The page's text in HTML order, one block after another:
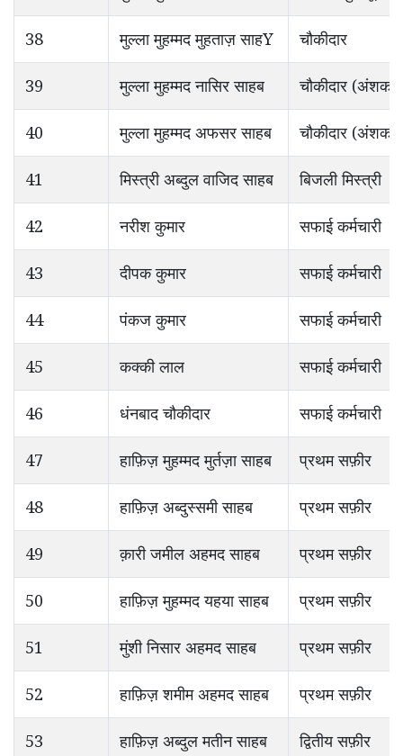
38 मुल्ला मुहम्मद मुहताज़ साहY चौकीदार
39 मुल्ला मुहम्मद नासिर साहब चौकीदार
40 मुल्ला मुहम्मद अफसर साहब चौकीदार
41 मिस्त्री अब्दुल वाजिद साहब बिजली मिस्त्री
42 नरीश कुमार सफाई कर्मचारी
43 दीपक कुमार सफाई कर्मचारी
44 पंकज कुमार सफाई कर्मचारी
45 कक्की लाल सफाई कर्मचारी
46 धंनबाद चौकीदार सफाई कर्मचारी
47 हाफ़िज़ मुहम्मद मुर्तज़ा साहब प्रथम सफ़ीर
48 हाफ़िज़ अब्दुस्समी साहब प्रथम सफ़ीर
49 क़ारी जमील अहमद साहब प्रथम सफ़ीर
50 हाफ़िज़ मुहम्मद यहया साहब प्रथम सफ़ीर
51 मुंशी निसार अहमद साहब प्रथम सफ़ीर
52 हाफ़िज़ शमीम अहमद साहब प्रथम सफ़ीर
53 हाफ़िज़ अब्दुल मतीन साहब द्वितीय सफ़ीर